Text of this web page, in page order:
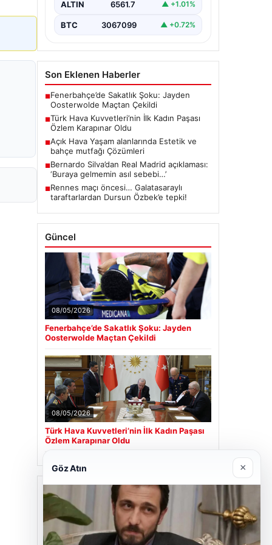
ALTIN 6561.7 ▲ +1.01%
BTC 3067099 ▲ +0.72%
Son Eklenen Haberler
■Fenerbahçe’de Sakatlık Şoku: Jayden
Oosterwolde Maçtan Çekildi
■Türk Hava Kuvvetleri’nin İlk Kadın Paşası
Özlem Karapınar Oldu
■Açık Hava Yaşam alanlarında Estetik ve
bahçe mutfağı Çözümleri
■Bernardo Silva’dan Real Madrid açıklaması:
‘Buraya gelmemin asıl sebebi…’
■Rennes maçı öncesi… Galatasaraylı
taraftarlardan Dursun Özbek’e tepki!
Güncel
08/05/2026
Fenerbahçe’de Sakatlık Şoku: Jayden
Oosterwolde Maçtan Çekildi
08/05/2026
Türk Hava Kuvvetleri’nin İlk Kadın Paşası
Özlem Karapınar Oldu
Son Eklenen Firmalar
Cengiz Sigorta
06/23/2026
Göz Atın ×